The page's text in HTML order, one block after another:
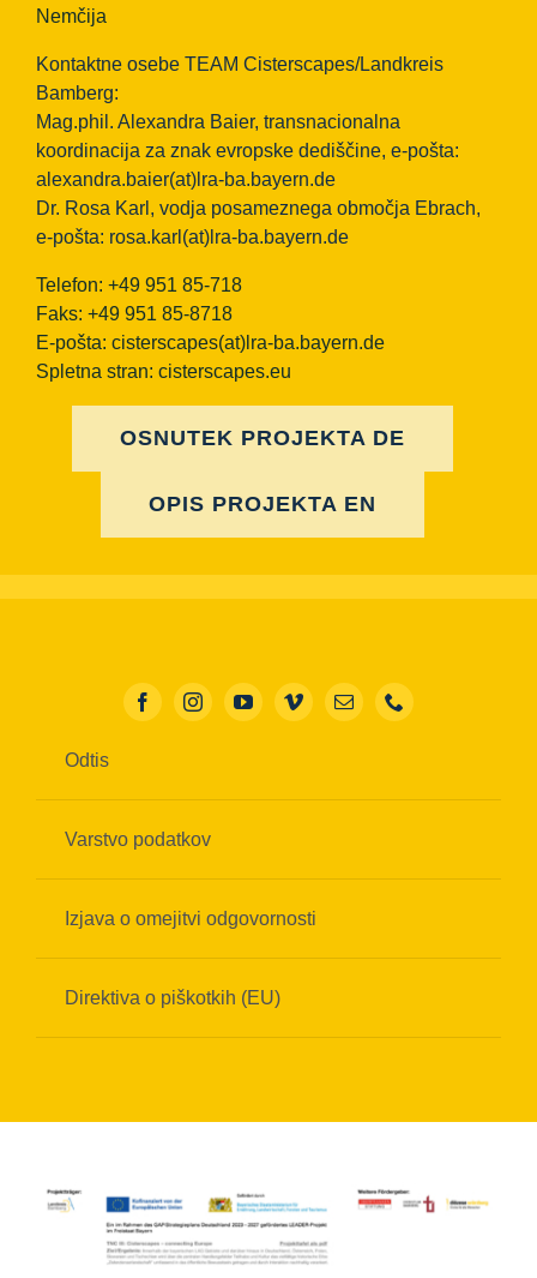
Nemčija
Kontaktne osebe TEAM Cisterscapes/Landkreis
Bamberg:
Mag.phil. Alexandra Baier, transnacionalna
koordinacija za znak evropske dediščine, e-pošta:
alexandra.baier(at)lra-ba.bayern.de
Dr. Rosa Karl, vodja posameznega območja Ebrach,
e-pošta: rosa.karl(at)lra-ba.bayern.de
Telefon: +49 951 85-718
Faks: +49 951 85-8718
E-pošta: cisterscapes(at)lra-ba.bayern.de
Spletna stran: cisterscapes.eu
OSNUTEK PROJEKTA DE
OPIS PROJEKTA EN
Odtis
Varstvo podatkov
Izjava o omejitvi odgovornosti
Direktiva o piškotkih (EU)